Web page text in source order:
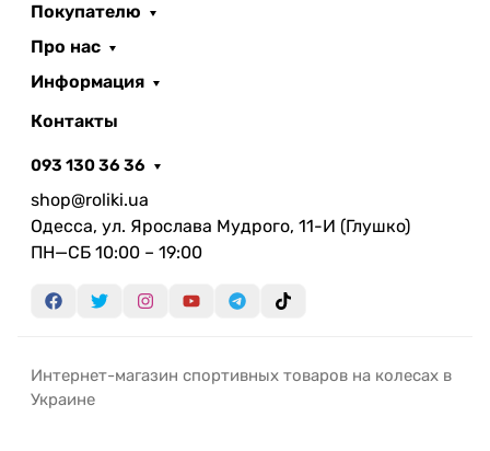
Браслеты из паракорда могут пригодиться как
дома, так и в походе. Одной из самых больших
наград Munkees стала награда аутдор-выставки
Покупателю
Про нас
Информация
Контакты
093 130 36 36
shop@roliki.ua
Одесса, ул. Ярослава Мудрого, 11-И (Глушко)
ПН—СБ 10:00 – 19:00
Интернет-магазин спортивных товаров на колесах в
Украине